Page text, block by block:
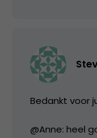
Bedankt voor
@Anne: heel